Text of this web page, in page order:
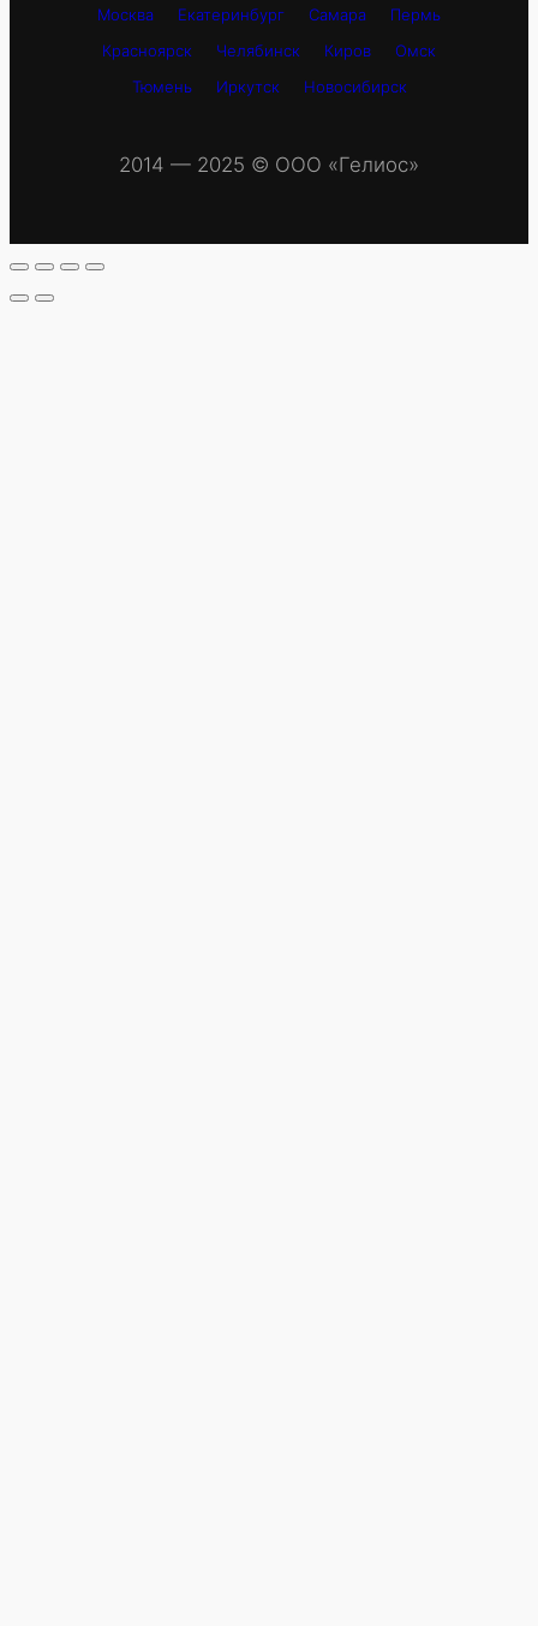
Москва Екатеринбург Самара
Пермь
Красноярск
Челябинск Киров
Омск
Тюмень
Иркутск Новосибирск
2014 — 2025 © OOO «Гелиос»